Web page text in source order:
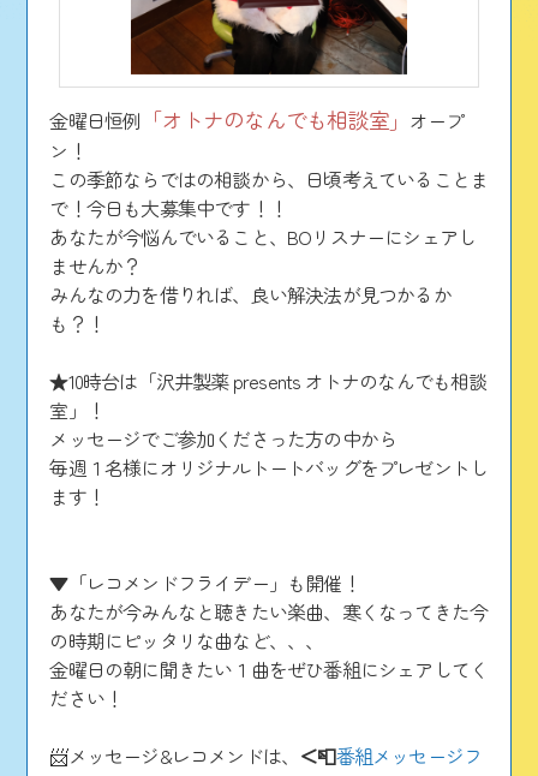
金曜日恒例 「オトナのなんでも相談室」 オープ
ン！
この季節ならではの相談から、日頃考えていることま
で！今日も大募集中です！！
あなたが今悩んでいること、BOリスナーにシェアし
ませんか？
みんなの力を借りれば、良い解決法が見つかるか
も？！
★10時台は「沢井製薬 presents オトナのなんでも相談
室」！
メッセージでご参加くださった方の中から
毎週１名様にオリジナルトートバッグをプレゼントし
ます！
▼「レコメンドフライデー」も開催！
あなたが今みんなと聴きたい楽曲、寒くなってきた今
の時期にピッタリな曲など、、、
金曜日の朝に聞きたい１曲をぜひ番組にシェアしてく
ださい！
📨メッセージ&レコメンドは、 ＜📮番組メッセージフ